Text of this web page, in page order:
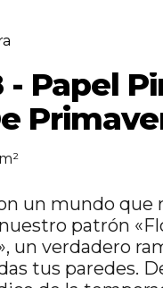
- Papel
un mundo que
patrón
un verdadero
tus paredes.